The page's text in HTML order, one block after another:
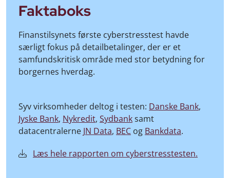
Faktaboks
Finanstilsynets første cyberstresstest havde
særligt fokus på detailbetalinger, der er et
samfundskritisk område med stor betydning for
borgernes hverdag.
Syv virksomheder deltog i testen: Danske Bank,
Jyske Bank, Nykredit, Sydbanksamt
datacentralerne JN Data, BEC og Bankdata.
Læs hele rapporten om cyberstresstesten.